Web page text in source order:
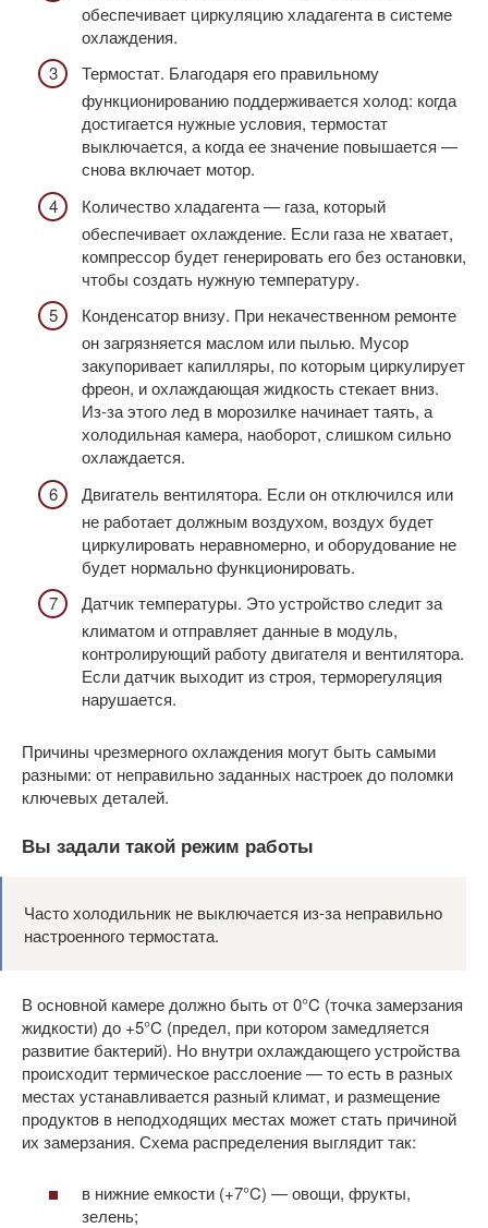
обеспечивает циркуляцию хладагента в системе
охлаждения.
Термостат. Благодаря его правильному
функционированию поддерживается холод: когда
достигается нужные условия, термостат
выключается, а когда ее значение повышается —
снова включает мотор.
Количество хладагента — газа, который
обеспечивает охлаждение. Если газа не хватает,
компрессор будет генерировать его без остановки,
чтобы создать нужную температуру.
Конденсатор внизу. При некачественном ремонте
он загрязняется маслом или пылью. Мусор
закупоривает капилляры, по которым циркулирует
фреон, и охлаждающая жидкость стекает вниз.
Из-за этого лед в морозилке начинает таять, а
холодильная камера, наоборот, слишком сильно
охлаждается.
Двигатель вентилятора. Если он отключился или
не работает должным воздухом, воздух будет
циркулировать неравномерно, и оборудование не
будет нормально функционировать.
Датчик температуры. Это устройство следит за
климатом и отправляет данные в модуль,
контролирующий работу двигателя и вентилятора.
Если датчик выходит из строя, терморегуляция
нарушается.
Причины чрезмерного охлаждения могут быть самыми
разными: от неправильно заданных настроек до поломки
ключевых деталей.
Вы задали такой режим работы
Часто холодильник не выключается из-за неправильно
настроенного термостата.
В основной камере должно быть от 0°C (точка замерзания
жидкости) до +5°C (предел, при котором замедляется
развитие бактерий). Но внутри охлаждающего устройства
происходит термическое расслоение — то есть в разных
местах устанавливается разный климат, и размещение
продуктов в неподходящих местах может стать причиной
их замерзания. Схема распределения выглядит так:
в нижние емкости (+7°C) — овощи, фрукты,
зелень;